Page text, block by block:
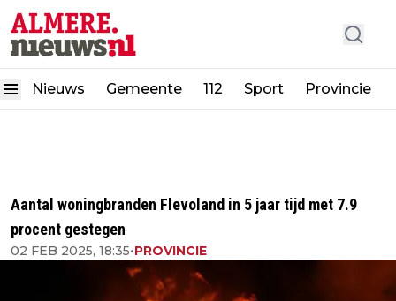
Nieuws Gemeente 112 Sport Provincie
Aantal woningbranden Flevoland in 5 jaar tijd met 7.9
procent gestegen
02 FEB 2025, 18:35•PROVINCIE